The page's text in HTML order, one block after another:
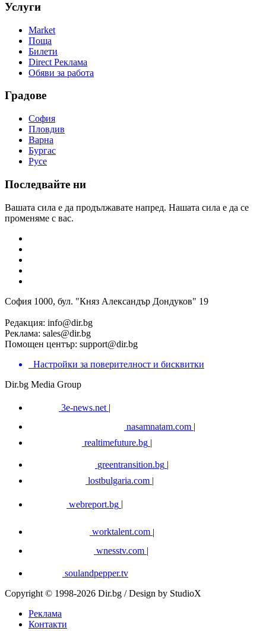
Услуги
Market
Поща
Билети
Direct Реклама
Обяви за работа
Градове
София
Пловдив
Варна
Бургас
Русе
Последвайте ни
Вашата сила е да продължавате напред. Нашата сила е да се
променяме с вас.
София 1000, бул. "Княз Александър Дондуков" 19
Редакция: info@dir.bg
Реклама: sales@dir.bg
Помощен център: support@dir.bg
Настройки за поверителност и бисквитки
Dir.bg Media Group
3e-news.net |
nasamnatam.com |
realtimefuture.bg |
greentransition.bg |
lostbulgaria.com |
webreport.bg
worktalent.com |
wnesstv.com |
soulandpepper.tv
Copyright © 1998-2026 Dir.bg / Design by StudioX
Реклама
Контакти